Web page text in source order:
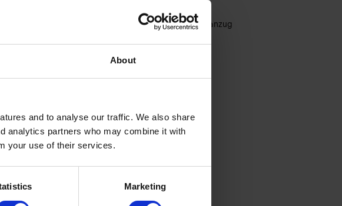
About
and to analyse our traffic. We also share
analytics partners who may combine it with
your use of their services.
Marketing
Das softe Material folgt dem Körper; die Schnitte
den die Uni-Farbtöne noch unterstreichen. Badeanzug
Träger. Gefüttert.